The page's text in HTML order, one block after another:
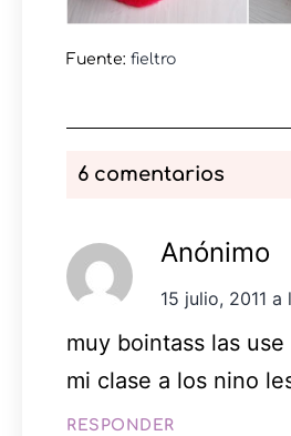
Fuente: fieltro
6 comentarios
Anónimo
15 julio, 2011 a
muy bointass las
mi clase a los nino
RESPONDER